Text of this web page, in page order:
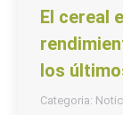
El cereal
los
Categoria: